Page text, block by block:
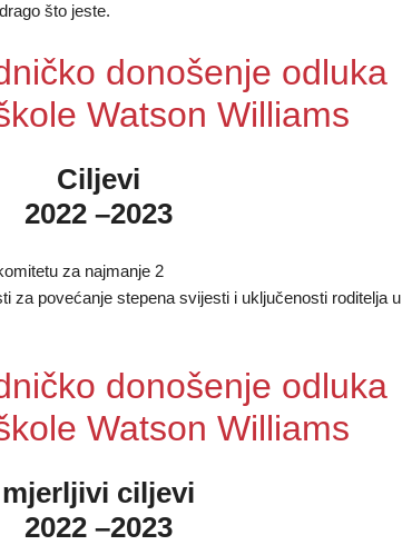
što jeste.
donošenje odluka
Watson Williams
Ciljevi
2022 –2023
za najmanje 2
za povećanje stepena svijesti i uključenosti roditelja u
donošenje odluka
Watson Williams
mjerljivi ciljevi
2022 –2023